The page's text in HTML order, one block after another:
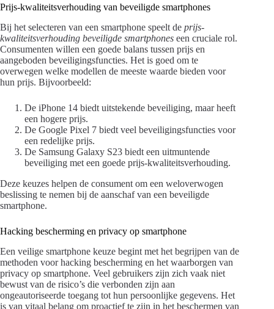
Prijs-kwaliteitsverhouding van beveiligde smartphones
Bij het selecteren van een smartphone speelt de prijs-
kwaliteitsverhouding beveiligde smartphones een cruciale rol.
Consumenten willen een goede balans tussen prijs en
aangeboden beveiligingsfuncties. Het is goed om te
overwegen welke modellen de meeste waarde bieden voor
hun prijs. Bijvoorbeeld:
De iPhone 14 biedt uitstekende beveiliging, maar heeft
een hogere prijs.
De Google Pixel 7 biedt veel beveiligingsfuncties voor
een redelijke prijs.
De Samsung Galaxy S23 biedt een uitmuntende
beveiliging met een goede prijs-kwaliteitsverhouding.
Deze keuzes helpen de consument om een weloverwogen
beslissing te nemen bij de aanschaf van een beveiligde
smartphone.
Hacking bescherming en privacy op smartphone
Een veilige smartphone keuze begint met het begrijpen van de
methoden voor hacking bescherming en het waarborgen van
privacy op smartphone. Veel gebruikers zijn zich vaak niet
bewust van de risico’s die verbonden zijn aan
ongeautoriseerde toegang tot hun persoonlijke gegevens. Het
is van vitaal belang om proactief te zijn in het beschermen van